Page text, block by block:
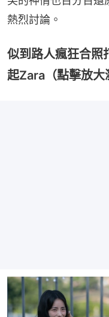
熱烈討論。
似到路人瘋狂合
起Zara（點擊放大